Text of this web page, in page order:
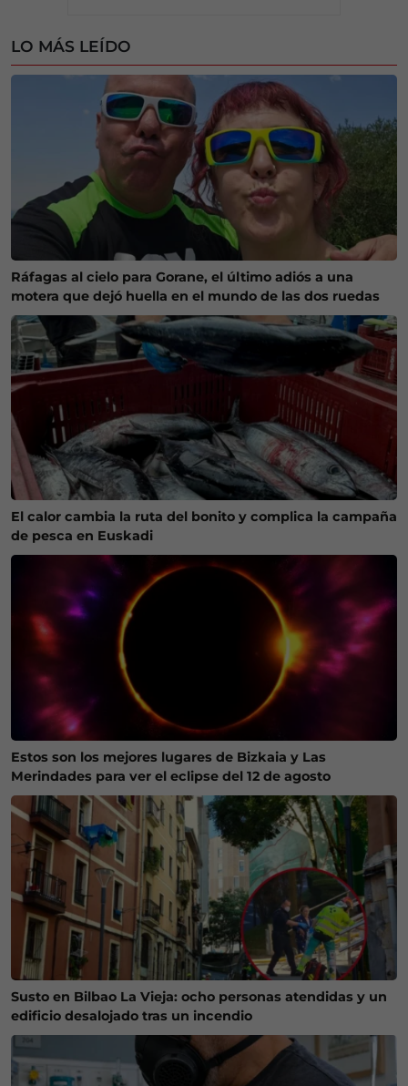
LO MÁS LEÍDO
Ráfagas al cielo para Gorane, el último adiós a una
motera que dejó huella en el mundo de las dos ruedas
El calor cambia la ruta del bonito y complica la campaña
de pesca en Euskadi
Estos son los mejores lugares de Bizkaia y Las
Merindades para ver el eclipse del 12 de agosto
Susto en Bilbao La Vieja: ocho personas atendidas y un
edificio desalojado tras un incendio